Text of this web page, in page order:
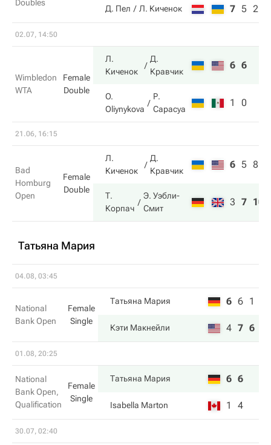
Doubles
Д. Пел Л. Киченок 7 5 2
02.07, 14:50
Wimbledon
WTA
Female
Double
Л.
Киченок
Д.
Кравчик
6 6
O.
Oliynykova
Р.
Сарасуа
1 0
21.06, 16:15
Bad
Homburg
Open
Female
Double
Л.
Киченок
Д.
Кравчик
6 5 8
Т.
Корпач
Э. Уэбли-
Смит
3 7 10
Татьяна Мария
04.08, 03:45
National
Bank Open
Female
Single
Татьяна Мария 6 6 1
Кэти Макнейли 4 7 6
01.08, 20:25
National
Bank Open,
Qualification
Female
Single
Татьяна Мария 6 6
Isabella Marton 1 4
30.07, 02:40